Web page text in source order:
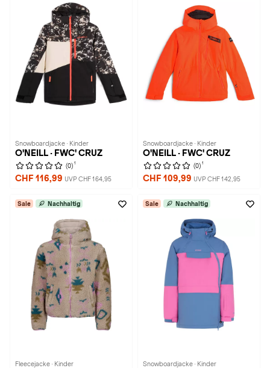
Snowboardjacke · Kinder
O'NEILL · FWC' CRUZ
(0) 1
CHF 116,99 UVP CHF 164,95
Snowboardjacke · Kinder
O'NEILL · FWC' CRUZ
(0) 1
CHF 109,99 UVP CHF 142,95
Sale Nachhaltig
Fleecejacke · Kinder
Sale Nachhaltig
Snowboardjacke · Kinder